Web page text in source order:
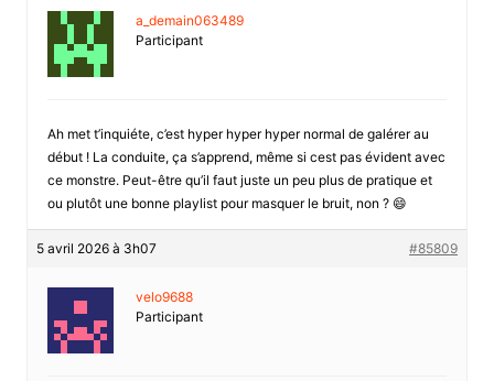
a_demain063489
Participant
Ah met t’inquiéte, c’est hyper hyper hyper normal de galérer au
début ! La conduite, ça s’apprend, même si cest pas évident avec
ce monstre. Peut-être qu’il faut juste un peu plus de pratique et
ou plutôt une bonne playlist pour masquer le bruit, non ? 😄
5 avril 2026 à 3h07 #85809
velo9688
Participant